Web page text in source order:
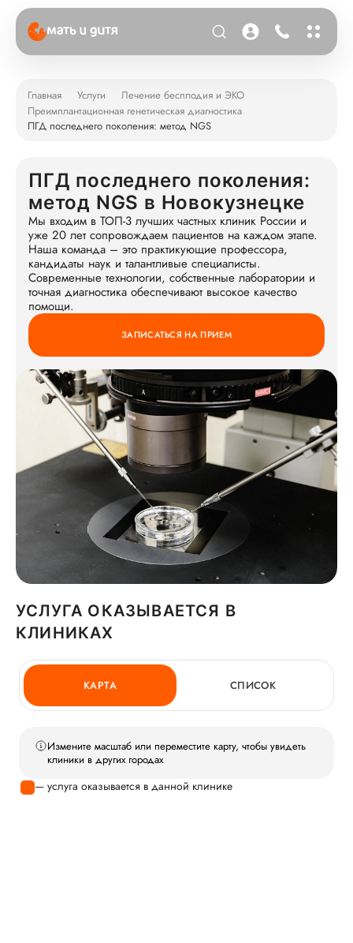
Главная Услуги
Лечение бесплодия и ЭКО
Преимплантационная генетическая диагностика
ПГД последнего поколения: метод NGS
ПГД последнего поколения:
метод NGS в Новокузнецке
Мы входим в ТОП-3 лучших частных клиник России и
уже 20 лет сопровождаем пациентов на каждом этапе.
Наша команда – это практикующие профессора,
кандидаты наук и талантливые специалисты.
Современные технологии, собственные лаборатории и
точная диагностика обеспечивают высокое качество
помощи.
ЗАПИСАТЬСЯ НА ПРИЕМ
УСЛУГА ОКАЗЫВАЕТСЯ В
КЛИНИКАХ
КАРТА СПИСОК
Измените масштаб или переместите карту, чтобы увидеть
клиники в других городах
— услуга оказывается в данной клинике